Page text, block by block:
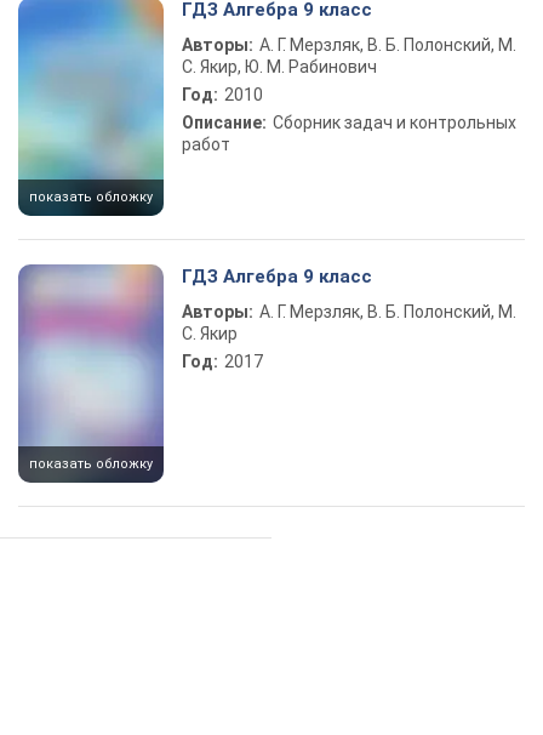
показать обложку
ГДЗ Алгебра 9 класс
Авторы: А. Г. Мерзляк, В. Б. Полонский, М.
С. Якир, Ю. М. Рабинович
Год: 2010
Описание: Сборник задач и контрольных
работ
показать обложку
ГДЗ Алгебра 9 класс
Авторы: А. Г. Мерзляк, В. Б. Полонский, М.
С. Якир
Год: 2017